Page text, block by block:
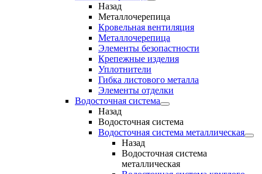
Назад
Металлочерепица
Кровельная вентиляция
Металлочерепица
Элементы безопастности
Крепежные изделия
Уплотнители
Гибка листового металла
Элементы отделки
Водосточная система
Назад
Водосточная система
Водосточная система металлическая
Назад
Водосточная система
металлическая